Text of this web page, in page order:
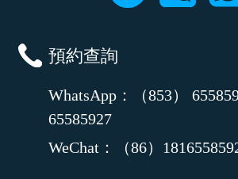
預約查詢
WhatsApp：（853）
65585927
WeChat：（86）